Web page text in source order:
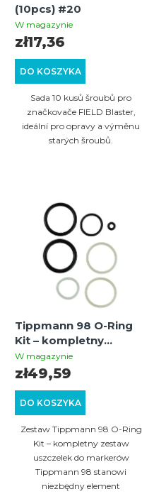
o
d
o
d
(10pcs) #20
W magazynie
DO KOSZYKA
zł17,36
Sada 10 kusů šroubů pro
značkovače FIELD Blaster,
ideální pro opravy a výměnu
starých šroubů.
Tippmann 98 O-Ring
Kit – kompletny
zestaw uszczelek do
markerów Tippmann
W magazynie
DO KOSZYKA
zł49,59
Zestaw Tippmann 98 O-Ring
Kit – kompletny zestaw
uszczelek do markerów
Tippmann 98 stanowi
niezbędny element